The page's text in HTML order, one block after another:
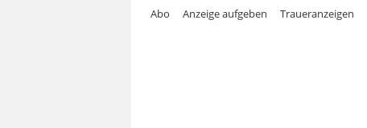
Abo Anzeige aufgeben Traueranzeigen